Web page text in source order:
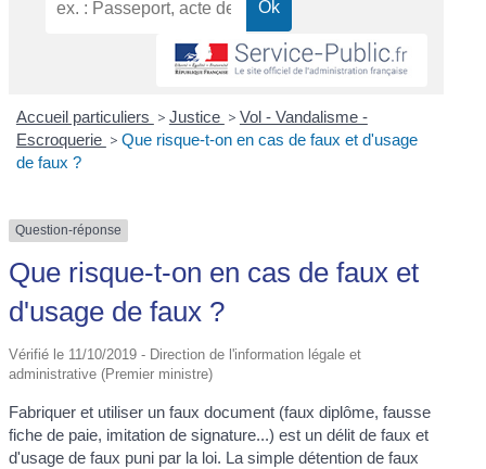
Accueil particuliers > Justice > Vol - Vandalisme -
Escroquerie > Que risque-t-on en cas de faux et d'usage
de faux ?
Question-réponse
Que risque-t-on en cas de faux et
d'usage de faux ?
Vérifié le 11/10/2019 - Direction de l'information légale et
administrative (Premier ministre)
Fabriquer et utiliser un faux document (faux diplôme, fausse
fiche de paie, imitation de signature...) est un délit de faux et
d'usage de faux puni par la loi. La simple détention de faux